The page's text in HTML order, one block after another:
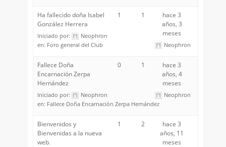
Ha fallecido doña Isabel
González Herrera
Iniciado por:
Neophron
en: Foro general del Club
1 1
hace 3
años, 3
meses
Neophron
Fallece Doña
Encarnación Zerpa
Hernández
Iniciado por:
Neophron
en: Fallece Doña Encarnación Zerpa Hernández
0 1
hace 3
años, 4
meses
Neophron
Bienvenidos y
Bienvenidas a la nueva
web.
1 2
hace 3
años, 11
meses